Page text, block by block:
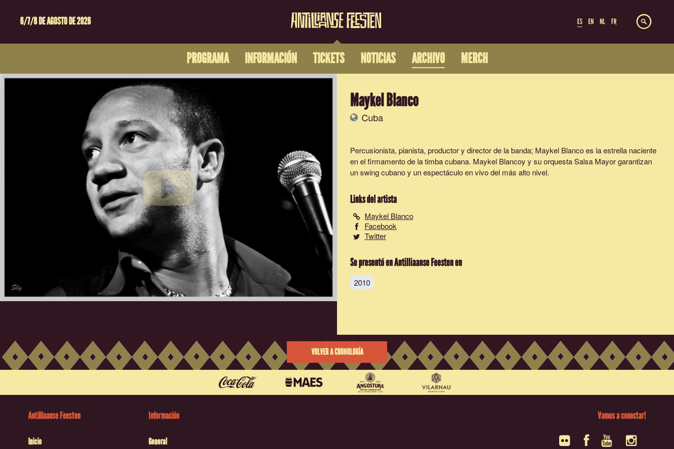
6/7/8 DE AGOSTO DE 2026 ES EN NL FR
PROGRAMA INFORMACIÓN TICKETS NOTICIAS ARCHIVO MERCH
Maykel Blanco
Cuba
Percusionista, pianista, productor y director de la banda; Maykel Blanco es la estrella naciente
en el firmamento de la timba cubana. Maykel Blancoy y su orquesta Salsa Mayor garantizan
un swing cubano y un espectáculo en vivo del más alto nivel.
Links del artista
Maykel Blanco
Facebook
Twitter
Se presentó en Antilliaanse Feesten en
2010
VOLVER A CRONOLOGÍA
Antilliaanse Feesten
Inicio
Información
General
Vamos a conectar!